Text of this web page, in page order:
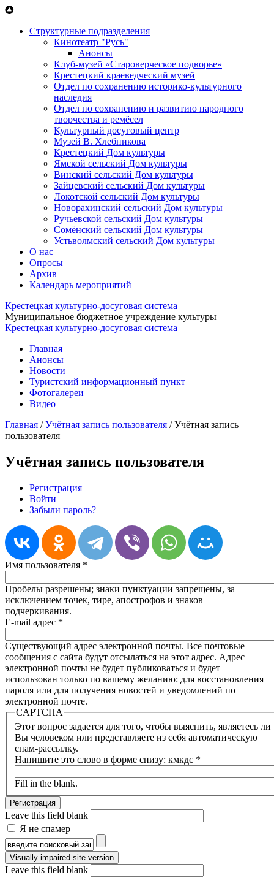
Перейти к основному содержанию
Структурные подразделения
Кинотеатр "Русь"
Анонсы
Клуб-музей «Староверческое подворье»
Крестецкий краеведческий музей
Отдел по сохранению историко-культурного
наследия
Отдел по сохранению и развитию народного
творчества и ремёсел
Культурный досуговый центр
Музей В. Хлебникова
Крестецкий Дом культуры
Ямской сельский Дом культуры
Винский сельский Дом культуры
Зайцевский сельский Дом культуры
Локотской сельский Дом культуры
Новорахинский сельский Дом культуры
Ручьевской сельский Дом культуры
Сомёнский сельский Дом культуры
Устьволмский сельский Дом культуры
О нас
Опросы
Архив
Календарь мероприятий
Крестецкая культурно-досуговая система
Муниципальное бюджетное учреждение культуры
Крестецкая культурно-досуговая система
Главная
Анонсы
Новости
Туристский информационный пункт
Фотогалереи
Видео
Главная /Учётная запись пользователя /Учётная запись
пользователя
Учётная запись пользователя
Главные вкладки
Регистрация
Войти
Забыли пароль?
Имя пользователя *
Пробелы разрешены; знаки пунктуации запрещены, за
исключением точек, тире, апострофов и знаков
подчеркивания.
E-mail адрес *
Существующий адрес электронной почты. Все почтовые
сообщения с сайта будут отсылаться на этот адрес. Адрес
электронной почты не будет публиковаться и будет
использован только по вашему желанию: для восстановления
пароля или для получения новостей и уведомлений по
электронной почте.
CAPTCHA
Этот вопрос задается для того, чтобы выяснить, являетесь ли
Вы человеком или представляете из себя автоматическую
спам-рассылку.
Напишите это слово в форме снизу: кмкдс *
Fill in the blank.
Leave this field blank
Я не спамер
Я спамер
Форма поиска
Leave this field blank